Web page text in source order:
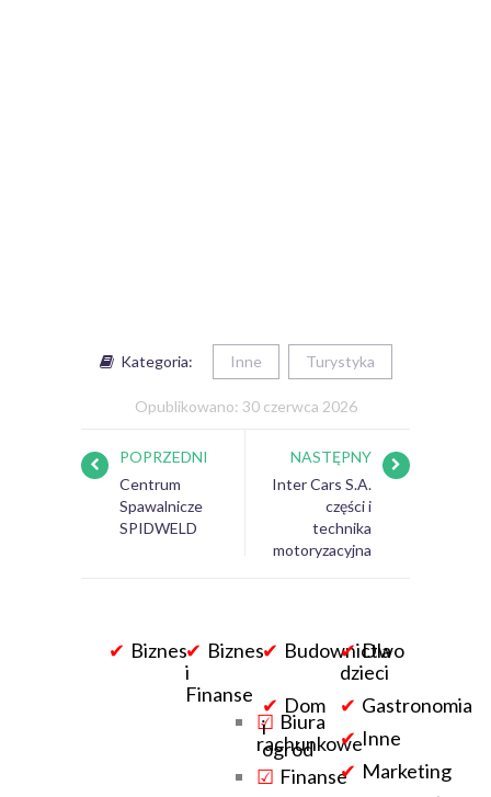
Kategoria: Inne Turystyka
Opublikowano: 30 czerwca 2026
POPRZEDNI
Centrum
Spawalnicze
SPIDWELD
NASTĘPNY
Inter Cars S.A.
części i
technika
motoryzacyjna
Biznes
Biznes
i
Finanse
Biura
rachunkowe
Finanse
Budownictwo
Dla
dzieci
Dom
i
ogród
Gastronomia
Inne
Marketing